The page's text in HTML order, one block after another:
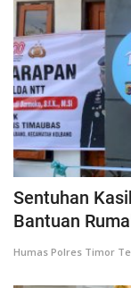
Sentuhan
Bantuan
Humas Polres Timor